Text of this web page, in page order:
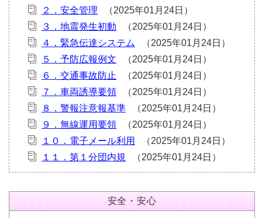
２．安全管理
３．地震発生初動
４．緊急伝達システム
５．予防広報例文
６．交通事故防止
７．車両誘導要領
８．警報注意報基準
９．無線運用要領
１０．電子メール利用
１１．第１分団内規
安全・安心